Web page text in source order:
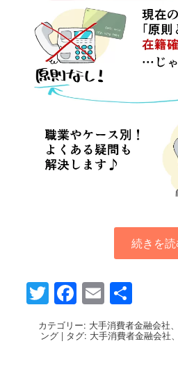
続きを
Twitter
Facebook
Email
有
カテゴリー: 大手消費者金融会社、
ング | タグ: 大手消費者金融会社